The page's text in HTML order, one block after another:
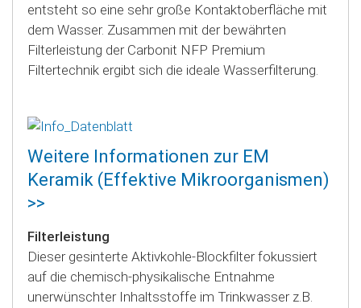
entsteht so eine sehr große Kontaktoberfläche mit
dem Wasser. Zusammen mit der bewährten
Filterleistung der Carbonit NFP Premium
Filtertechnik ergibt sich die ideale Wasserfilterung.
Weitere Informationen zur EM
Keramik (Effektive Mikroorganismen)
>>
Filterleistung
Dieser gesinterte Aktivkohle-Blockfilter fokussiert
auf die chemisch-physikalische Entnahme
unerwünschter Inhaltsstoffe im Trinkwasser z.B.